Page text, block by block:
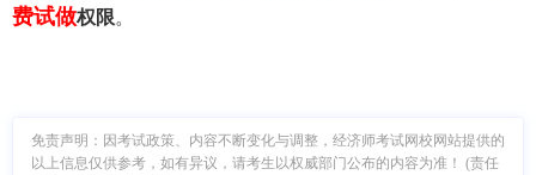
费试做权限。
免责声明：因考试政策、内容不断变化与调整，经济师考试网校网站提供的
以上信息仅供参考，如有异议，请考生以权威部门公布的内容为准！ (责任